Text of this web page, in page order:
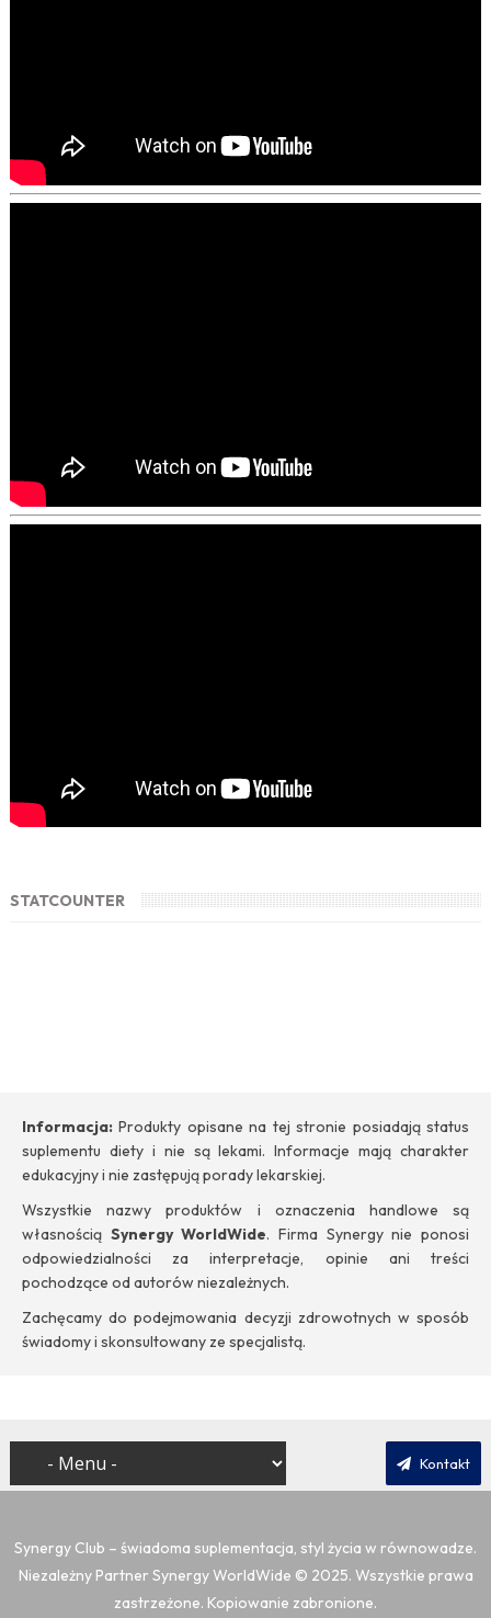
STATCOUNTER
Informacja: Produkty opisane na tej stronie posiadają status
suplementu diety i nie są lekami. Informacje mają charakter
edukacyjny i nie zastępują porady lekarskiej.
Wszystkie nazwy produktów i oznaczenia handlowe są
własnością Synergy WorldWide. Firma Synergy nie ponosi
odpowiedzialności za interpretacje, opinie ani treści
pochodzące od autorów niezależnych.
Zachęcamy do podejmowania decyzji zdrowotnych w sposób
świadomy i skonsultowany ze specjalistą.
Kontakt
Synergy Club – świadoma suplementacja, styl życia w równowadze.
Niezależny Partner Synergy WorldWide © 2025. Wszystkie prawa
zastrzeżone. Kopiowanie zabronione.